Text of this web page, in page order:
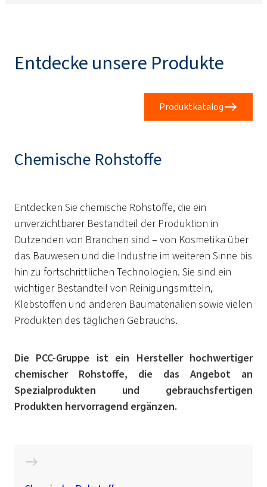
Entdecke unsere Produkte
Produktkatalog
Chemische Rohstoffe
Entdecken Sie chemische Rohstoffe, die ein
unverzichtbarer Bestandteil der Produktion in
Dutzenden von Branchen sind – von Kosmetika über
das Bauwesen und die Industrie im weiteren Sinne bis
hin zu fortschrittlichen Technologien. Sie sind ein
wichtiger Bestandteil von Reinigungsmitteln,
Klebstoffen und anderen Baumaterialien sowie vielen
Produkten des täglichen Gebrauchs.
Die PCC-Gruppe ist ein Hersteller hochwertiger
chemischer Rohstoffe, die das Angebot an
Spezialprodukten und gebrauchsfertigen
Produkten hervorragend ergänzen.